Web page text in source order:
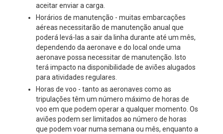
aceitar enviar a carga.
Horários de manutenção - muitas embarcações
aéreas necessitarão de manutenção anual que
poderá levá-las a sair da linha durante até um mês,
dependendo da aeronave e do local onde uma
aeronave possa necessitar de manutenção. Isto
terá impacto na disponibilidade de aviões alugados
para atividades regulares.
Horas de voo - tanto as aeronaves como as
tripulações têm um número máximo de horas de
voo em que podem operar a qualquer momento. Os
aviões podem ser limitados ao número de horas
que podem voar numa semana ou mês, enquanto a